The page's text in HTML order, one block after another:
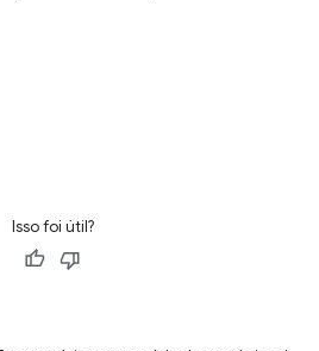
Isso foi útil?